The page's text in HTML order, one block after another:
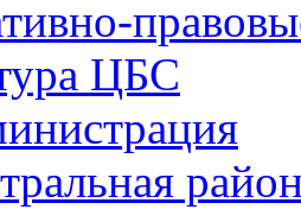
ЦБС